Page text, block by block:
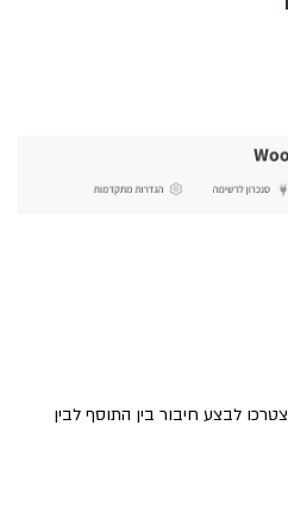
לבצע חיבור בין התוסף לבין